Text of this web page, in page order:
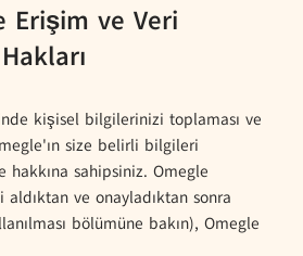
Erişim ve Veri
kişisel bilgilerinizi toplaması ve
size belirli bilgileri
hakkına sahipsiniz. Omegle
ve onayladıktan sonra
bölümüne bakın), Omegle